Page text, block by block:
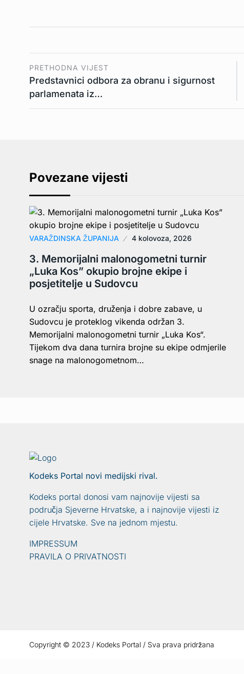
PRETHODNA VIJEST
Predstavnici odbora za obranu i sigurnost
parlamenata iz…
Povezane vijesti
VARAŽDINSKA ŽUPANIJA 4 kolovoza, 2026
3. Memorijalni malonogometni turnir
„Luka Kos” okupio brojne ekipe i
posjetitelje u Sudovcu
U ozračju sporta, druženja i dobre zabave, u
Sudovcu je proteklog vikenda održan 3.
Memorijalni malonogometni turnir „Luka Kos“.
Tijekom dva dana turnira brojne su ekipe odmjerile
snage na malonogometnom…
Kodeks Portal novi medijski rival.
Kodeks portal donosi vam najnovije vijesti sa
područja Sjeverne Hrvatske, a i najnovije vijesti iz
cijele Hrvatske. Sve na jednom mjestu.
IMPRESSUM
PRAVILA O PRIVATNOSTI
Copyright © 2023 / Kodeks Portal / Sva prava pridržana